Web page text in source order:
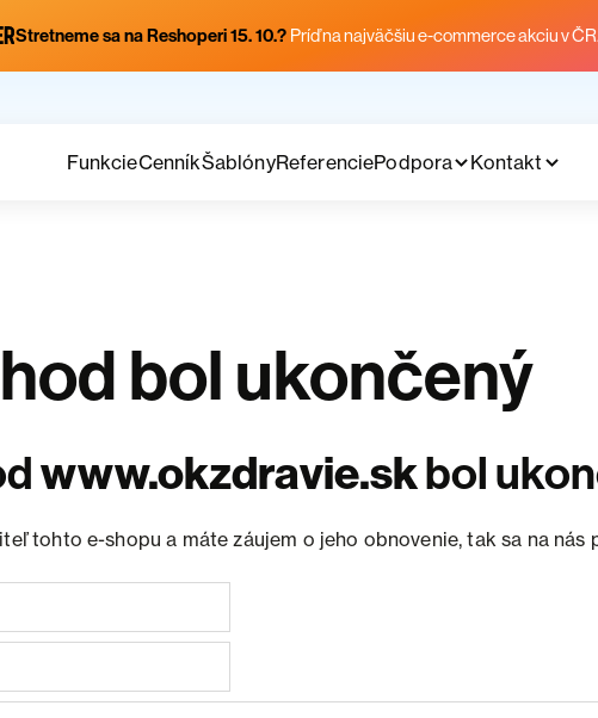
Stretneme sa na Reshoperi 15. 10.? Príď na najväčšiu e-commerce akciu v ČR.
FunkcieCenníkŠablónyReferenciePodpora Kontakt
bol ukončený
www.okzdravie.skbol
tohto e-shopu a máte záujem o jeho obnovenie, tak sa na nás